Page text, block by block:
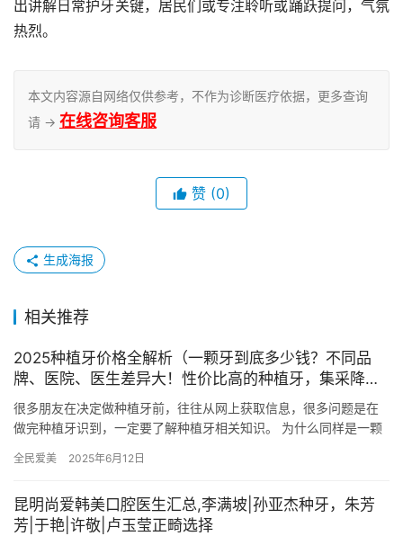
出讲解日常护牙关键，居民们或专注聆听或踊跃提问，气氛
热烈。
本文内容源自网络仅供参考，不作为诊断医疗依据，更多查询
请 → 在线咨询客服
赞 (0)
生成海报
相关推荐
2025种植牙价格全解析（一颗牙到底多少钱？不同品
牌、医院、医生差异大！性价比高的种植牙，集采降价
后更实惠）种植牙超详细攻略！
很多朋友在决定做种植牙前，往往从网上获取信息，很多问题是在
做完种植牙识到，一定要了解种植牙相关知识。 为什么同样是一颗
牙，…
全民爱美 2025年6月12日
昆明尚爱韩美口腔医生汇总,李满坡|孙亚杰种牙，朱芳
芳|于艳|许敬|卢玉莹正畸选择